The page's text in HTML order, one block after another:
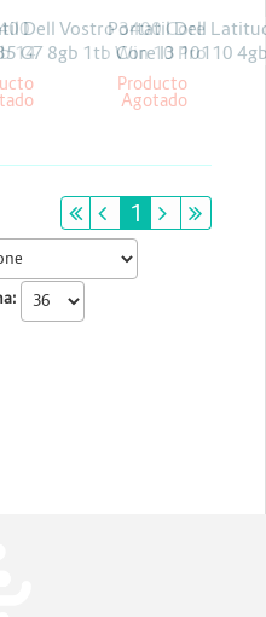
14
Dell Vostro 3400 Core
G7 8gb 1tb Win 10 Pro
Portatil Dell
Core I3 10110
Producto
Agotado
primeiro
anterior
1 próximo